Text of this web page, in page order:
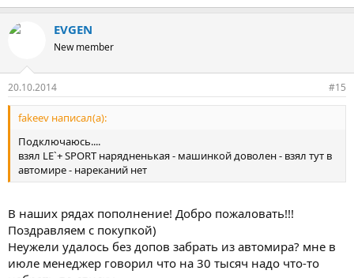
EVGEN
New member
20.10.2014 #15
fakeev написал(а):
Подключаюсь....
взял LE`+ SPORT нарядненькая - машинкой доволен - взял тут в
автомире - нареканий нет
В наших рядах пополнение! Добро пожаловать!!!
Поздравляем с покупкой)
Неужели удалось без допов забрать из автомира? мне в
июле менеджер говорил что на 30 тысяч надо что-то